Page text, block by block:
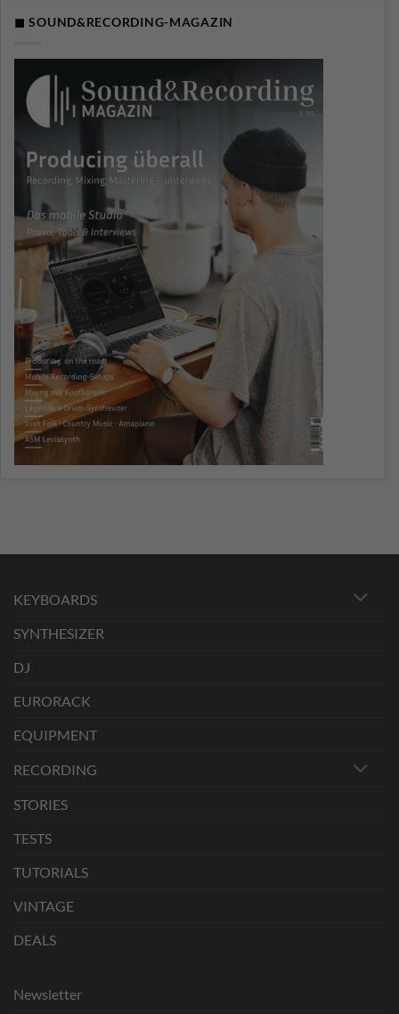
◼ SOUND&RECORDING-MAGAZIN
KEYBOARDS
SYNTHESIZER
DJ
EURORACK
EQUIPMENT
RECORDING
STORIES
TESTS
TUTORIALS
VINTAGE
DEALS
Newsletter